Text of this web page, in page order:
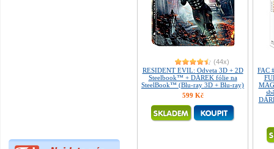
(44x)
RESIDENT EVIL: Odveta 3D + 2D
Steelbook™ + DÁREK fólie na
SteelBook™ (Blu-ray 3D + Blu-ray)
599 Kč
FAC